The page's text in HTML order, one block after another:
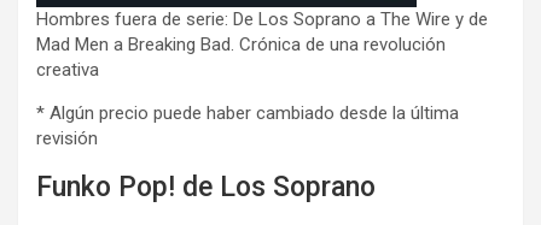
Hombres fuera de serie: De Los Soprano a The Wire y de
Mad Men a Breaking Bad. Crónica de una revolución
creativa
* Algún precio puede haber cambiado desde la última
revisión
Funko Pop! de Los Soprano